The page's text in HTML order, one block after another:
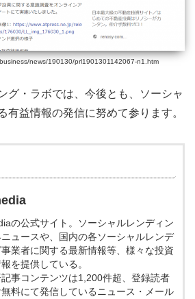
news/190130/prl1901301142067-n1.htm
グ・ラボでは、今後とも、ソーシャ
有益情報の発信に努めて参ります。
の公式サイト。ソーシャルレンディン
ュースや、国内の各ソーシャルレンデ
事業者に関する最新情報等、様々な投資
を提供している。
事コンテンツは1,200件超、登録読者
料にて発信しているニュース・メール